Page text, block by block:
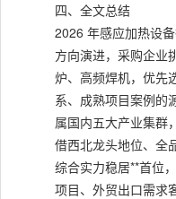
四、全文总结
2026 年感应加热设
方向演进，采购企业
炉、高频焊机，优先
系、成熟项目案例的
属国内五大产业集群
借西北龙头地位、全
综合实力稳居**首位
项目、外贸出口需求